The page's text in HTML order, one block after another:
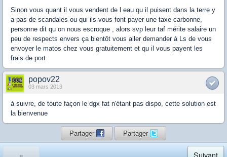
Sinon vous quant il vous vendent de l eau qu il puisent dans la terre y
a pas de scandales ou qui ils vous font payer une taxe carbonne,
personne dit qu on nous escroque , alors svp leur taf mérite salaire un
peu de respects envers ça bientôt vous aller demander à Ls de vous
envoyer le matos chez vous gratuitement et qu il vous payent les
frais de port
popov22
03 mars 2013
à suivre, de toute façon le dgx fat n'étant pas dispo, cette solution est
la bienvenue
Partager Partager